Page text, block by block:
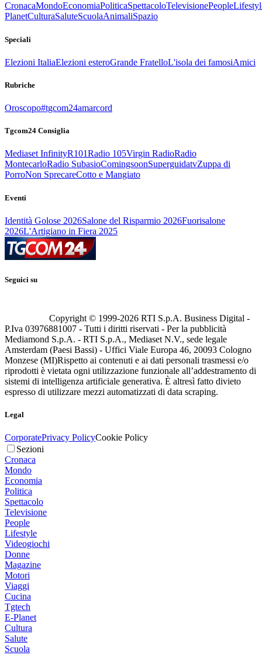
CronacaMondoEconomiaPoliticaSpettacoloTelevisionePeople
PlanetCulturaSaluteScuolaAnimaliSpazio
Speciali
Elezioni ItaliaElezioni esteroGrande FratelloL'isola dei famosiAmici
Rubriche
Oroscopo#tgcom24amarcord
Tgcom24 Consiglia
Mediaset InfinityR101Radio 105Virgin RadioRadio
MontecarloRadio SubasioComingsoonSuperguidatvZuppa di
PorroNon SprecareCotto e Mangiato
Eventi
Identità Golose 2026Salone del Risparmio 2026Fuorisalone
2026L'Artigiano in Fiera 2025
Seguici su
Copyright © 1999-2026 RTI S.p.A. Business Digital -
P.Iva 03976881007 - Tutti i diritti riservati - Per la pubblicità
Mediamond S.p.A. - RTI S.p.A., Mediaset N.V., sede legale
Amsterdam (Paesi Bassi) - Uffici Viale Europa 46, 20093 Cologno
Monzese (MI)Rispetto ai contenuti e ai dati personali trasmessi e/o
riprodotti è vietata ogni utilizzazione funzionale all’addestramento di
sistemi di intelligenza artificiale generativa. È altresì fatto divieto
espresso di utilizzare mezzi automatizzati di data scraping.
Legal
CorporatePrivacy PolicyCookie Policy
Sezioni
Cronaca
Mondo
Economia
Politica
Spettacolo
Televisione
People
Lifestyle
Videogiochi
Donne
Magazine
Motori
Viaggi
Cucina
Tgtech
E-Planet
Cultura
Salute
Scuola